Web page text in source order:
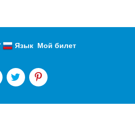
Мой билет
Язык
Английский